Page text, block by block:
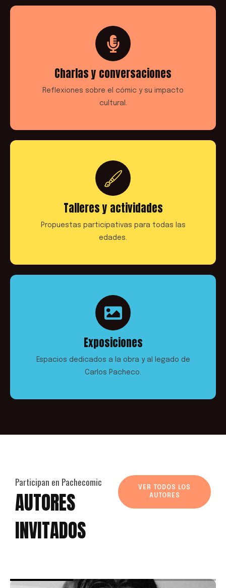
Charlas y conversaciones
Reflexiones sobre el cómic y su impacto
cultural.
Talleres y actividades
Propuestas participativas para todas las
edades.
Exposiciones
Espacios dedicados a la obra y al legado de
Carlos Pacheco.
Participan en Pachecomic
AUTORES
INVITADOS
VER TODOS LOS
AUTORES